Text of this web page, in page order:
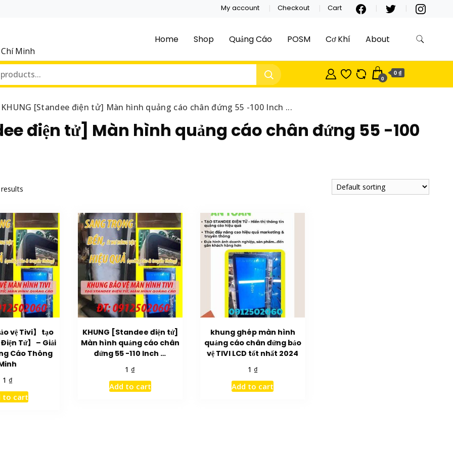
My account Checkout Cart
Minh
Home Shop Quảng Cáo POSM Cơ Khí About
0
0 ₫
KHUNG [Standee điện tử] Màn hình quảng cáo chân đứng 55 -100 Inch ...
điện tử] Màn hình quảng cáo chân đứng 55 -100
vệ Tivi】 tạo
Tử】 – Giải
Cáo Thông
1 ₫
to cart
KHUNG [Standee điện tử]
Màn hình quảng cáo chân
đứng 55 -110 Inch …
1 ₫
Add to cart
khung ghép màn hình
quảng cáo chân đứng bảo
vệ TIVI LCD tốt nhất 2024
1 ₫
Add to cart